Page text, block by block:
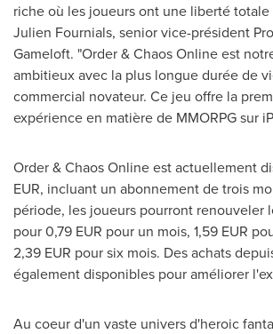
riche où les joueurs ont une liberté
Julien Fournials, senior vice-président
Gameloft. "Order & Chaos Online est
ambitieux avec la plus longue durée de
commercial novateur. Ce jeu offre la
expérience en matière de MMORPG sur
Order & Chaos Online est actuellement
EUR, incluant un abonnement de trois
période, les joueurs pourront renouveler
pour 0,79 EUR pour un mois, 1,59 EUR
2,39 EUR pour six mois. Des achats
également disponibles pour améliorer
Au coeur d'un vaste univers d'heroic